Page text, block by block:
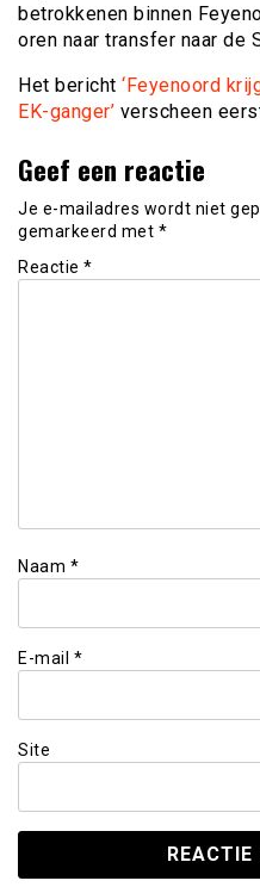
betrokkenen binnen
oren naar transfer naar de
Het bericht ‘Feyenoord
EK-ganger’ verscheen
Geef een reactie
Je e-mailadres wordt niet
gemarkeerd met *
Reactie *
Naam *
E-mail *
Site